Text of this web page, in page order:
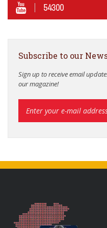
54300
Subscribe to our
Sign up to receive email
our magazine!